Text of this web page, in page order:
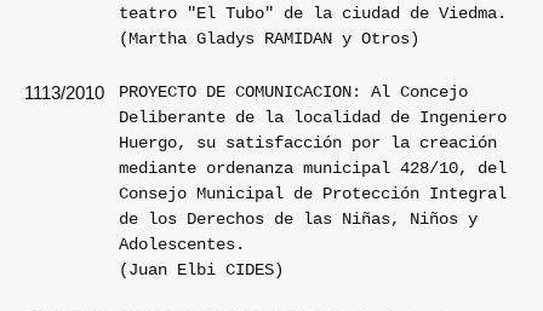
teatro "El Tubo" de la ciudad de Viedma.
(Martha Gladys RAMIDAN y Otros)
1113/2010
PROYECTO DE COMUNICACION: Al Concejo
Deliberante de la localidad de Ingeniero
Huergo, su satisfacción por la creación
mediante ordenanza municipal 428/10, del
Consejo Municipal de Protección Integral
de los Derechos de las Niñas, Niños y
Adolescentes.
(Juan Elbi CIDES)